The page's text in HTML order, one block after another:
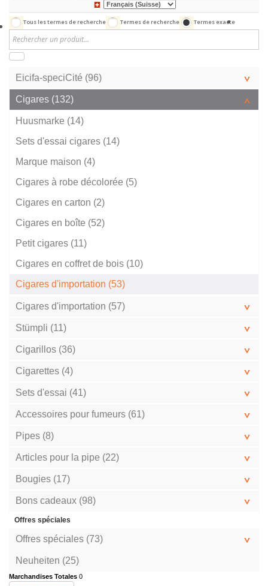
Tous les termes de recherche Termes de recherche Termes exacte
Eicifa-speciCité (96)
Cigares (132)
Huusmarke (14)
Sets d'essai cigares (14)
Marque maison (4)
Cigares à robe décolorée (5)
Cigares en carton (2)
Cigares en boîte (52)
Petit cigares (11)
Cigares en coffret de bois (10)
Cigares d'importation (53)
Cigares d'importation (57)
Stümpli (11)
Cigarillos (36)
Cigarettes (4)
Sets d'essai (41)
Accessoires pour fumeurs (61)
Pipes (8)
Articles pour la pipe (22)
Bougies (17)
Bons cadeaux (98)
Offres spéciales
Offres spéciales (73)
Neuheiten (25)
Marchandises Totales 0